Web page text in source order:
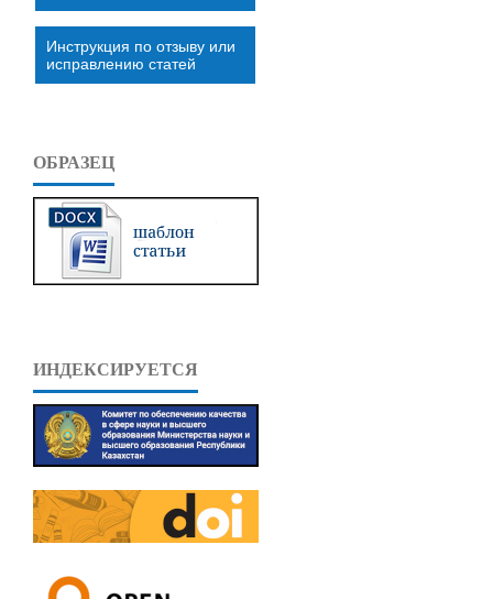
Инструкция по отзыву или
исправлению статей
ОБРАЗЕЦ
ИНДЕКСИРУЕТСЯ